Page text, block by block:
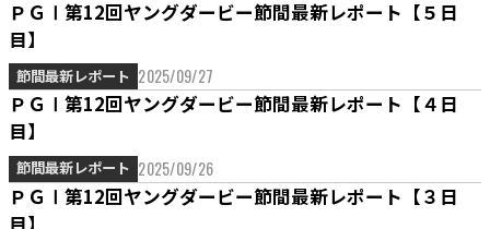
ＰＧⅠ第12回ヤングダービー節間最新レポート【５日
目】
節間最新レポート 2025/09/27
ＰＧⅠ第12回ヤングダービー節間最新レポート【４日
目】
節間最新レポート 2025/09/26
ＰＧⅠ第12回ヤングダービー節間最新レポート【３日
目】